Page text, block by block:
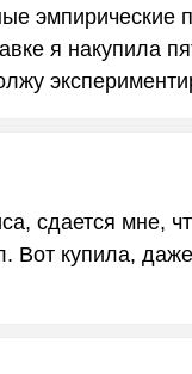
эмпирические
я накупила
сдается мне,
Вот купила,